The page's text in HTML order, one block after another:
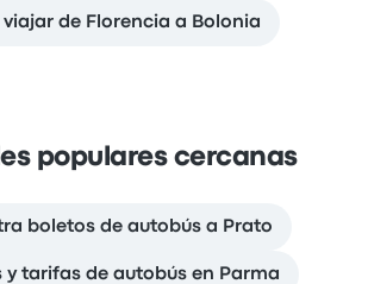
de Florencia a Bolonia
populares cercanas
boletos de autobús a Prato
y tarifas de autobús en Parma